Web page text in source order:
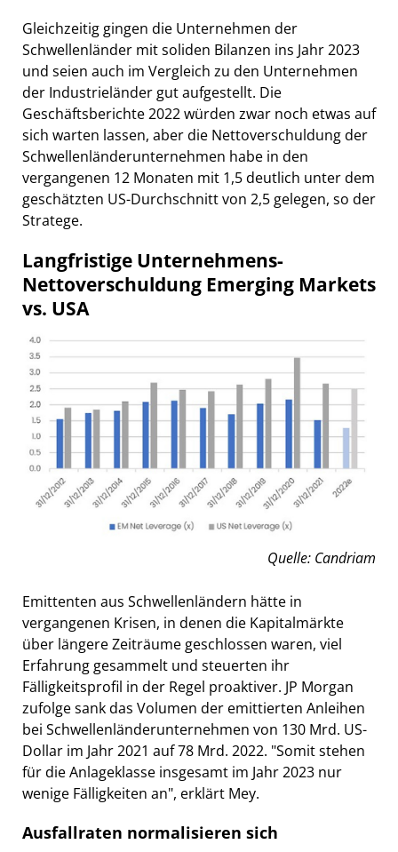
Gleichzeitig gingen die Unternehmen der
Schwellenländer mit soliden Bilanzen ins Jahr 2023
und seien auch im Vergleich zu den Unternehmen
der Industrieländer gut aufgestellt. Die
Geschäftsberichte 2022 würden zwar noch etwas auf
sich warten lassen, aber die Nettoverschuldung der
Schwellenländerunternehmen habe in den
vergangenen 12 Monaten mit 1,5 deutlich unter dem
geschätzten US-Durchschnitt von 2,5 gelegen, so der
Stratege.
Langfristige Unternehmens-
Nettoverschuldung Emerging Markets
vs. USA
Quelle: Candriam
Emittenten aus Schwellenländern hätte in
vergangenen Krisen, in denen die Kapitalmärkte
über längere Zeiträume geschlossen waren, viel
Erfahrung gesammelt und steuerten ihr
Fälligkeitsprofil in der Regel proaktiver. JP Morgan
zufolge sank das Volumen der emittierten Anleihen
bei Schwellenländerunternehmen von 130 Mrd. US-
Dollar im Jahr 2021 auf 78 Mrd. 2022. "Somit stehen
für die Anlageklasse insgesamt im Jahr 2023 nur
wenige Fälligkeiten an", erklärt Mey.
Ausfallraten normalisieren sich